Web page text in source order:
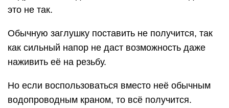
это не так.
Обычную заглушку поставить не получится, так
как сильный напор не даст возможность даже
наживить её на резьбу.
Но если воспользоваться вместо неё обычным
водопроводным краном, то всё получится.